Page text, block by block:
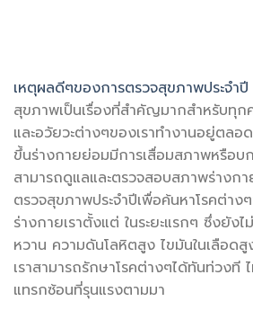
เหตุผลดีๆของการตรวจสุขภาพประจำปี
สุขภาพเป็นเรื่องที่สำคัญมากสำหรับทุก
และอวัยวะต่างๆของเราทำงานอยู่ตลอ
ขึ้นร่างกายย่อมมีการเสื่อมสภาพหรือบ
สามารถดูแลและตรวจสอบสภาพร่างกา
ตรวจสุขภาพประจำปีเพื่อค้นหาโรคต่าง
ร่างกายเราตั้งแต่ ในระยะแรกๆ ซึ่งยัง
หวาน ความดันโลหิตสูง ไขมันในเลือด
เราสามารถรักษาโรคต่างๆได้ทันท่วงที
แทรกซ้อนที่รุนแรงตามมา